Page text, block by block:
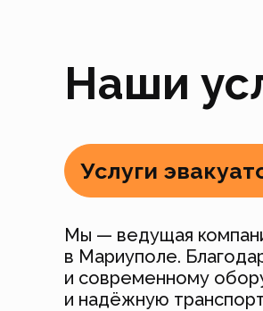
Наши
Услуги
Мы — ведущая
в Мариуполе.
и современному
и надёжную